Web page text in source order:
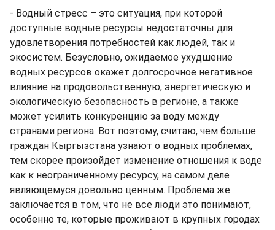
- Водный стресс – это ситуация, при которой
доступные водные ресурсы недостаточны для
удовлетворения потребностей как людей, так и
экосистем. Безусловно, ожидаемое ухудшение
водных ресурсов окажет долгосрочное негативное
влияние на продовольственную, энергетическую и
экологическую безопасность в регионе, а также
может усилить конкуренцию за воду между
странами региона. Вот поэтому, считаю, чем больше
граждан Кыргызстана узнают о водных проблемах,
тем скорее произойдет изменение отношения к воде
как к неограниченному ресурсу, на самом деле
являющемуся довольно ценным. Проблема же
заключается в том, что не все люди это понимают,
особенно те, которые проживают в крупных городах